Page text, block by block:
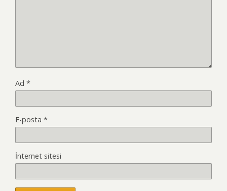
Ad *
E-posta *
İnternet sitesi